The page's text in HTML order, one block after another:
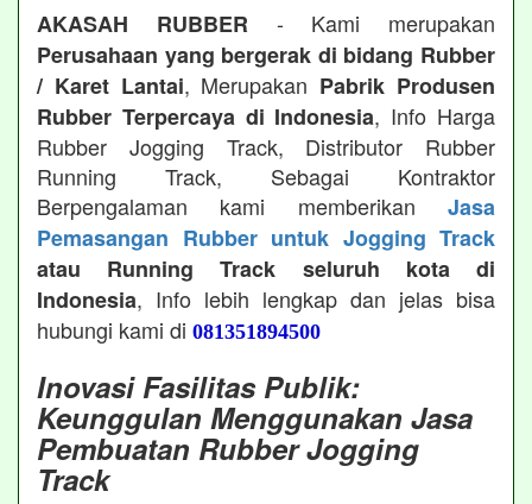
AKASAH RUBBER - Kami merupakan
Perusahaan yang bergerak di bidang Rubber
/ Karet Lantai, Merupakan Pabrik Produsen
Rubber Terpercaya di Indonesia, Info Harga
Rubber Jogging Track, Distributor Rubber
Running Track, Sebagai Kontraktor
Berpengalaman kami memberikan Jasa
Pemasangan Rubber untuk Jogging Track
atau Running Track seluruh kota di
Indonesia, Info lebih lengkap dan jelas bisa
hubungi kami di 081351894500
Inovasi Fasilitas Publik:
Keunggulan Menggunakan Jasa
Pembuatan Rubber Jogging
Track